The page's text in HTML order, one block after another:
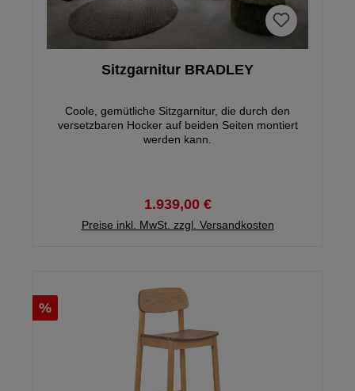
Sitzgarnitur BRADLEY
Coole, gemütliche Sitzgarnitur, die durch den
versetzbaren Hocker auf beiden Seiten montiert
werden kann.
1.939,00 €
Preise inkl. MwSt. zzgl. Versandkosten
%